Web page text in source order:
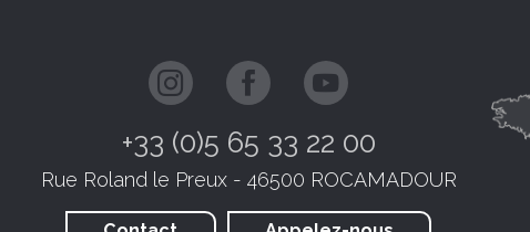
+33 (0)5 65 33 22 00
Rue Roland le Preux - 46500 ROCAMADOUR